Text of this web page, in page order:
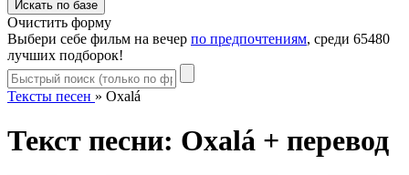
Очистить форму
Выбери себе фильм на вечер по предпочтениям, среди 65480
лучших подборок!
Тексты песен » Oxalá
Текст песни: Oxalá + перевод